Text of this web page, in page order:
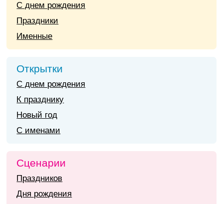
С днем рождения
Праздники
Именные
Открытки
С днем рождения
К празднику
Новый год
С именами
Сценарии
Праздников
Дня рождения